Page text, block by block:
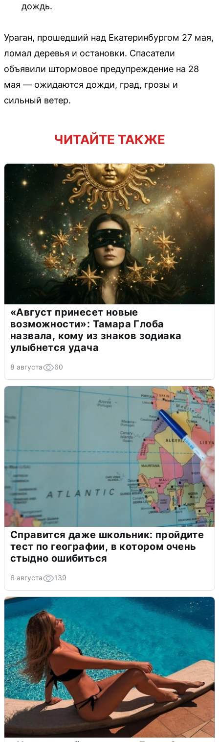
дождь.
Ураган, прошедший над Екатеринбургом 27 мая,
ломал деревья и остановки. Спасатели
объявили штормовое предупреждение на 28
мая — ожидаются дожди, град, грозы и
сильный ветер.
ЧИТАЙТЕ ТАКЖЕ
«Август принесет новые
возможности»: Тамара Глоба
назвала, кому из знаков зодиака
улыбнется удача
8 августа 60
Справится даже школьник: пройдите
тест по географии, в котором очень
стыдно ошибиться
6 августа 139